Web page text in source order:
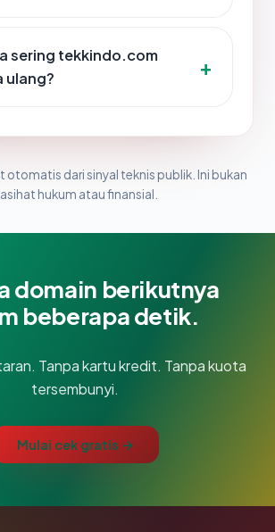
sering tekkindo.com
ulang?
otomatis dari sinyal teknis publik. Ini bukan
hukum atau finansial.
domain berikutnya
beberapa detik.
Tanpa kartu kredit. Tanpa kuota
tersembunyi.
Mulai cek gratis →